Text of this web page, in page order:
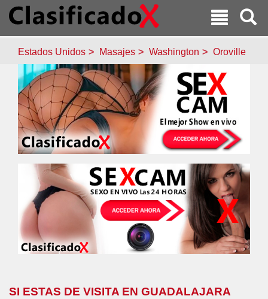
Estados Unidos Masajes Washington Oroville
SI ESTAS DE VISITA EN GUADALAJARA